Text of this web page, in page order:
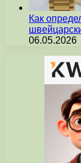
Как
06.05.2026